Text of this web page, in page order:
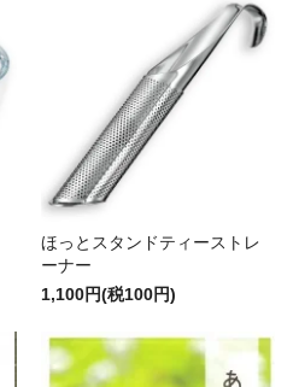
ほっとスタンドティーストレ
ーナー
1,100円(税100円)